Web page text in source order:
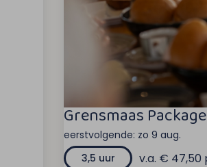
Grensmaas
eerstvolgende: zo 9 aug.
3,5 uur
v.a. € 47,50